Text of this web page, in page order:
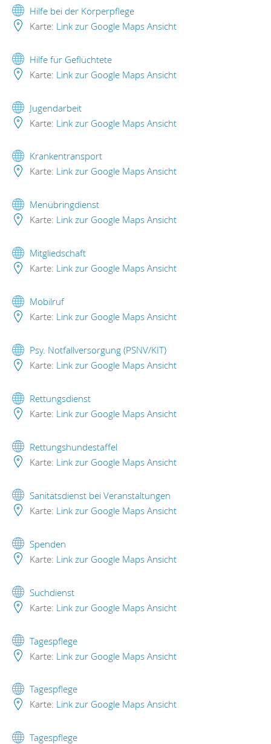
Hilfe bei der Körperpflege
Karte: Link zur Google Maps Ansicht
Hilfe für Geflüchtete
Karte: Link zur Google Maps Ansicht
Jugendarbeit
Karte: Link zur Google Maps Ansicht
Krankentransport
Karte: Link zur Google Maps Ansicht
Menübringdienst
Karte: Link zur Google Maps Ansicht
Mitgliedschaft
Karte: Link zur Google Maps Ansicht
Mobilruf
Karte: Link zur Google Maps Ansicht
Psy. Notfallversorgung (PSNV/KIT)
Karte: Link zur Google Maps Ansicht
Rettungsdienst
Karte: Link zur Google Maps Ansicht
Rettungshundestaffel
Karte: Link zur Google Maps Ansicht
Sanitätsdienst bei Veranstaltungen
Karte: Link zur Google Maps Ansicht
Spenden
Karte: Link zur Google Maps Ansicht
Suchdienst
Karte: Link zur Google Maps Ansicht
Tagespflege
Karte: Link zur Google Maps Ansicht
Tagespflege
Karte: Link zur Google Maps Ansicht
Tagespflege